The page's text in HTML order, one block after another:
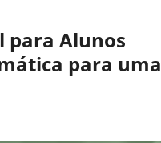
para Alunos
para uma